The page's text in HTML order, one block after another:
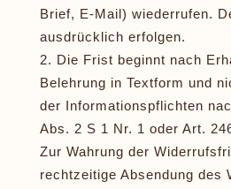
Brief, E-Mail) wiederrufen.
ausdrücklich erfolgen.
Die Frist beginnt nach
Belehrung in Textform und
der Informationspflichten
Abs. 2 S 1 Nr. 1 oder Art.
Zur Wahrung der
rechtzeitige Absendung des